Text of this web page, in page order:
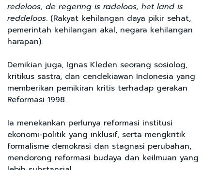
redeloos, de regering is radeloos, het land is
reddeloos. (Rakyat kehilangan daya pikir sehat,
pemerintah kehilangan akal, negara kehilangan
harapan).
Demikian juga, Ignas Kleden seorang sosiolog,
kritikus sastra, dan cendekiawan Indonesia yang
memberikan pemikiran kritis terhadap gerakan
Reformasi 1998.
Ia menekankan perlunya reformasi institusi
ekonomi-politik yang inklusif, serta mengkritik
formalisme demokrasi dan stagnasi perubahan,
mendorong reformasi budaya dan keilmuan yang